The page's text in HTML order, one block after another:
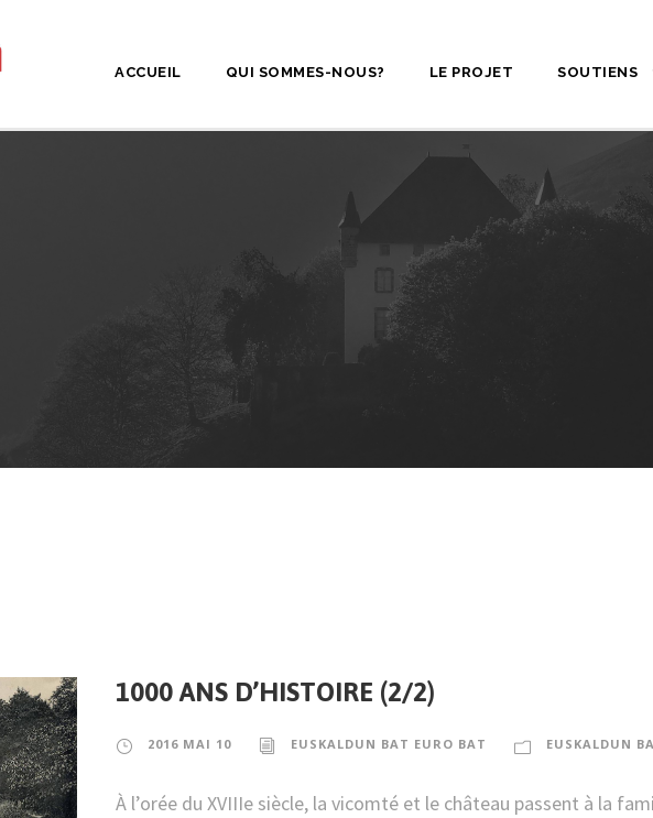
ACCUEIL QUI SOMMES-NOUS? LE PROJET SOUTIENS
1000 ANS D’HISTOIRE (2/2)
2016 MAI 10 EUSKALDUN BAT EURO BAT EUSKALDUN
À l’orée du XVIIIe siècle, la vicomté et le château passent à la